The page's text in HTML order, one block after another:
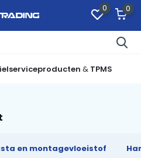
0 0
& TPMS
en montagevloeistof